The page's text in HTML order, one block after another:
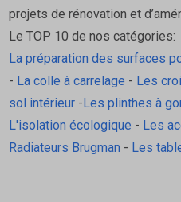
projets de rénovation et
Le TOP 10 de nos catégories:
La préparation des surfaces
- La colle à carrelage - Les
sol intérieur-Les plinthes à
L'isolation écologique - Les
Radiateurs Brugman - Les